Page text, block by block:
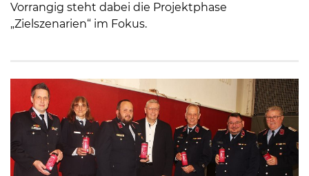
Tourismus, Freizeit, Dorfleben
Vorrangig steht dabei die Projektphase
„Zielszenarien“ im Fokus.